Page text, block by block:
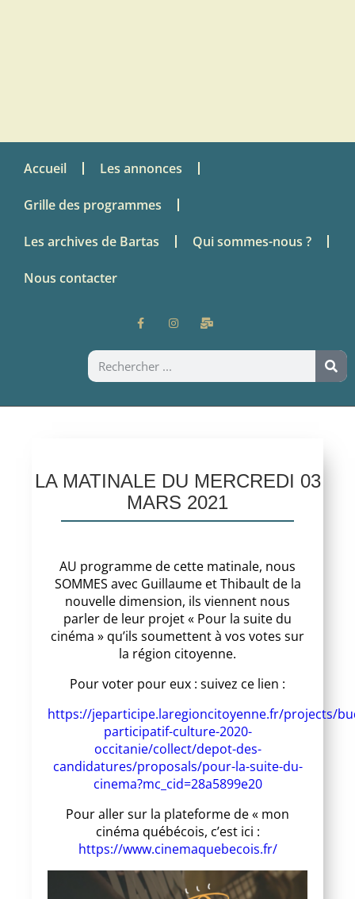
Accueil Les annonces
Grille des programmes
Les archives de Bartas Qui sommes-nous ?
Nous contacter
LA MATINALE DU MERCREDI 03
MARS 2021
AU programme de cette matinale, nous
SOMMES avec Guillaume et Thibault de la
nouvelle dimension, ils viennent nous
parler de leur projet « Pour la suite du
cinéma » qu’ils soumettent à vos votes sur
la région citoyenne.
Pour voter pour eux : suivez ce lien :
https://jeparticipe.laregioncitoyenne.fr/projects/
participatif-culture-2020-
occitanie/collect/depot-des-
candidatures/proposals/pour-la-suite-du-
cinema?mc_cid=28a5899e20
Pour aller sur la plateforme de « mon
cinéma québécois, c’est ici :
https://www.cinemaquebecois.fr/